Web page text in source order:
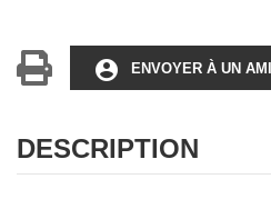
account_circle ENVOYER À UN AMI
DESCRIPTION